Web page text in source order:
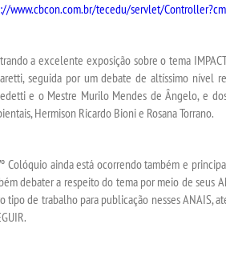
www.cbcon.com.br/tecedu/servlet/
a excelente exposição sobre o tema
seguida por um debate de altíssimo nível
e o Mestre Murilo Mendes de Ângelo, e
Hermison Ricardo Bioni e Rosana Torrano.
Colóquio ainda está ocorrendo também e
debater a respeito do tema por meio de seus
tipo de trabalho para publicação nesses ANAIS,